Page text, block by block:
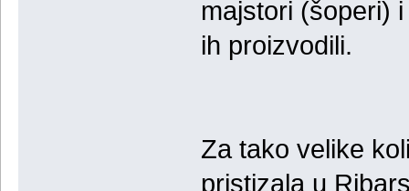
majstori (šoperi)
ih proizvodili.
Za tako velike
pristizala u